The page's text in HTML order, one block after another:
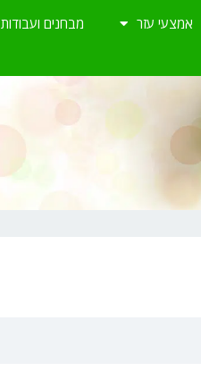
אמצעי עזר מבחנים ועבודות